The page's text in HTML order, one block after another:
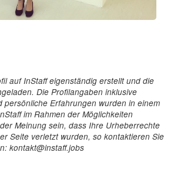
auf InStaff eigenständig erstellt und die
Die Profilangaben inklusive
persönliche Erfahrungen wurden in einem
im Rahmen der Möglichkeiten
Meinung sein, dass Ihre Urheberrechte
Seite verletzt wurden, so kontaktieren Sie
kontakt@instaff.jobs